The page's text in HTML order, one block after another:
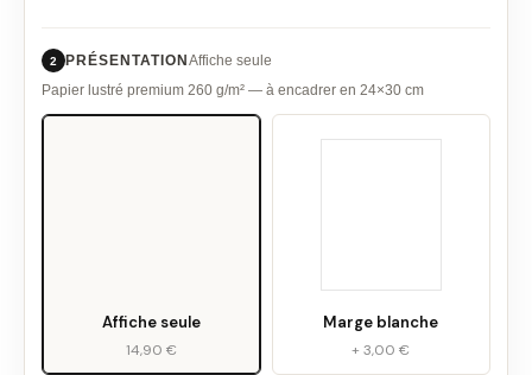
2 PRÉSENTATION Affiche seule
Papier lustré premium 260 g/m² — à encadrer en 24×30 cm
Affiche seule
14,90 €
Marge blanche
+ 3,00 €